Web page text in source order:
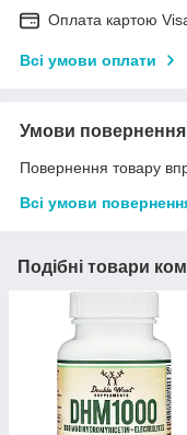
Оплата картою
Всі умови оплати
Умови повернення
Повернення товару
Всі умови
Подібні товари